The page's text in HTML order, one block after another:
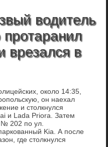
водитель
врезался в
около 14:35,
он наехал
и столкнулся
и Lada Priora. Затем
№ 202 по ул.
Kia. А после
где столкнулся